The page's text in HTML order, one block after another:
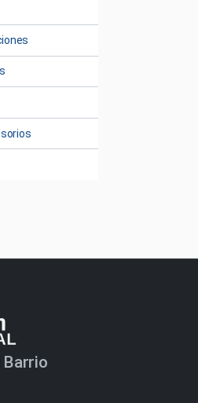
Barrio